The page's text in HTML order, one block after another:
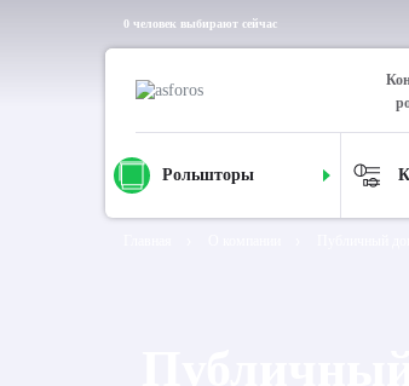
0 человек выбирают сейчас
Рольшторы